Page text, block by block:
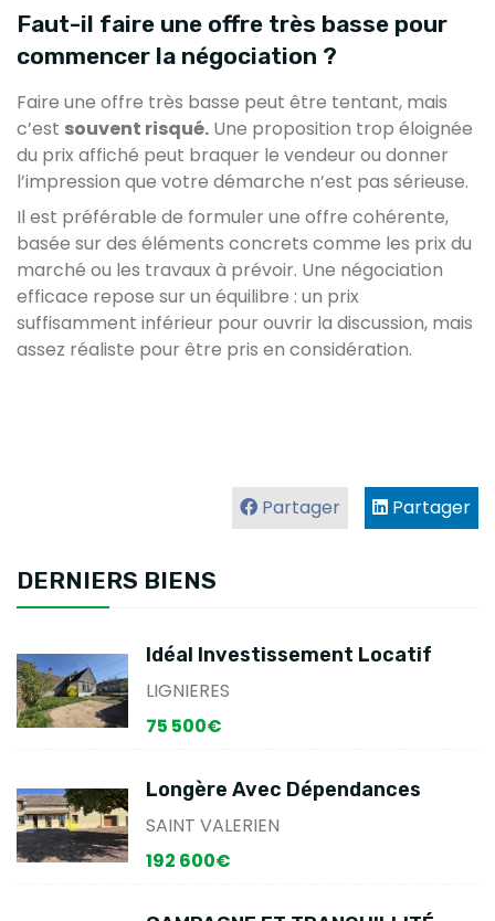
Faut-il faire une offre très basse pour
commencer la négociation ?
Faire une offre très basse peut être tentant, mais
c’est souvent risqué. Une proposition trop éloignée
du prix affiché peut braquer le vendeur ou donner
l’impression que votre démarche n’est pas sérieuse.
Il est préférable de formuler une offre cohérente,
basée sur des éléments concrets comme les prix du
marché ou les travaux à prévoir. Une négociation
efficace repose sur un équilibre : un prix
suffisamment inférieur pour ouvrir la discussion, mais
assez réaliste pour être pris en considération.
Partager
Partager
DERNIERS BIENS
Idéal Investissement Locatif
LIGNIERES
75 500€
Longère Avec Dépendances
SAINT VALERIEN
192 600€